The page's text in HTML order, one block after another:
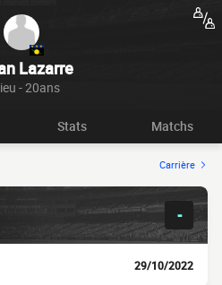
Lazarre
- 20ans
Stats Matchs
Carrière
-
29/10/2022